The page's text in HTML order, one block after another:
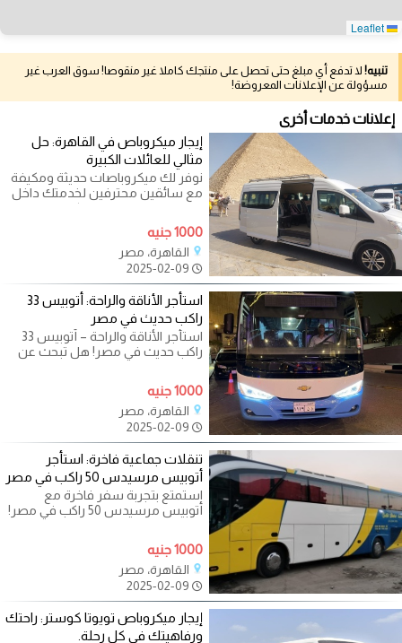
تنبيه! لا تدفع أي مبلغ حتى تحصل على منتجك كاملا غير منقوصا! سوق العرب غير
مسؤولة عن الإعلانات المعروضة!
إعلانات خدمات أخرى
إيجار ميكروباص في القاهرة: حل
مثالي للعائلات الكبيرة
نوفر لك ميكروباصات حديثة ومكيفة
مع سائقين محترفين لخدمتك داخل
القاهرة وخارجها. سواء كنت تخطط
1000 جنيه
القاهرة، مصر
استأجر الأناقة والراحة: أتوبيس 33
راكب حديث في مصر
استأجر الأناقة والراحة – أتوبيس 33
راكب حديث في مصر! هل تبحث عن
1000 جنيه
القاهرة، مصر
تنقلات جماعية فاخرة: استأجر
أتوبيس مرسيدس 50 راكب في مصر
استمتع بتجربة سفر فاخرة مع
أتوبيس مرسيدس 50 راكب في مصر!
تجمع بين
1000 جنيه
القاهرة، مصر
إيجار ميكروباص تويوتا كوستر: راحتك
ورفاهيتك في كل رحلة.